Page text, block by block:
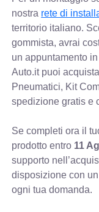
nostra rete di
territorio italiano.
gommista, avrai
un appuntamento
Auto.it puoi
Pneumatici, Kit
spedizione gratis e
Se completi ora il
prodotto entro 11
supporto
disposizione con
ogni tua domanda.